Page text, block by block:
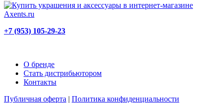
+7 (953) 105-29-23
О бренде
Стать дистрибьютором
Контакты
Публичная оферта | Политика конфиденциальности